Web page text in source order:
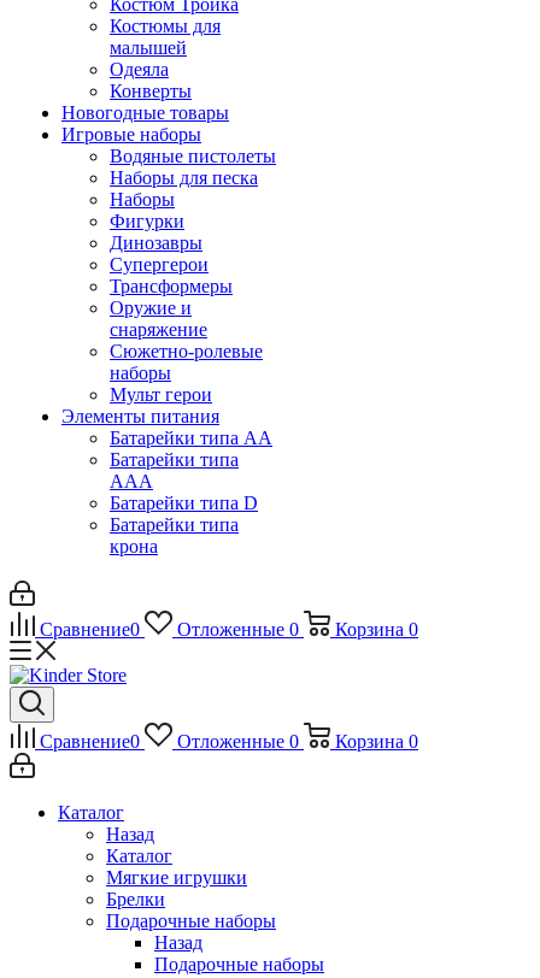
Костюм Тройка
Костюмы для
малышей
Одеяла
Конверты
Новогодные товары
Игровые наборы
Водяные пистолеты
Наборы для песка
Наборы
Фигурки
Динозавры
Супергерои
Трансформеры
Оружие и
снаряжение
Сюжетно-ролевые
наборы
Мульт герои
Элементы питания
Батарейки типа АА
Батарейки типа
ААА
Батарейки типа D
Батарейки типа
крона
Сравнение0 Отложенные 0 Корзина 0
Сравнение0 Отложенные 0 Корзина 0
Каталог
Назад
Каталог
Мягкие игрушки
Брелки
Подарочные наборы
Назад
Подарочные наборы